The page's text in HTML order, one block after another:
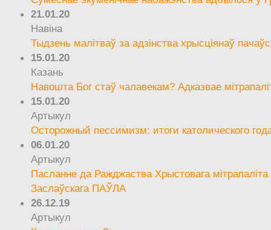
21.01.20
Навіна
Тыдзень малітваў за адзінства хрысціянаў
15.01.20
Казань
Навошта Бог стаў чалавекам? Адказвае
15.01.20
Артыкул
Осторожный пессимизм: итоги католического
06.01.20
Артыкул
Пасланне да Ражджаства Хрыстовага мітрапаліта
Заслаўскага ПАЎЛА
26.12.19
Артыкул